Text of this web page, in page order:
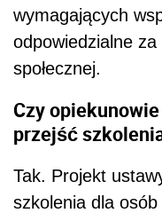
wymagających
odpowiedzialne
społecznej.
Czy
przejść
Tak. Projekt
szkolenia dla osób